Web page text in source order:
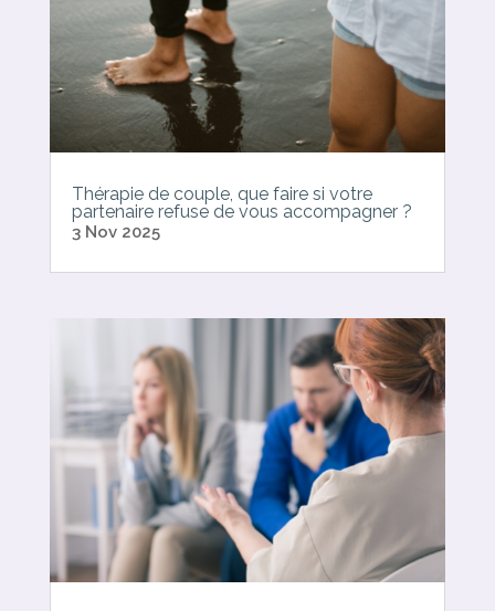
Thérapie de couple, que faire si votre
partenaire refuse de vous accompagner ?
3 Nov 2025